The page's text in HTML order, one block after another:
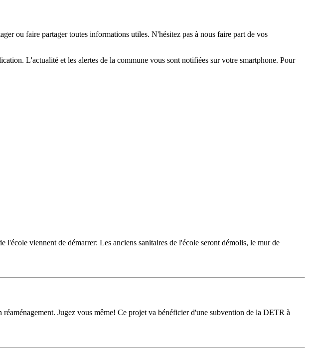
ou faire partager toutes informations utiles. N'hésitez pas à nous faire part de vos
L'actualité et les alertes de la commune vous sont notifiées sur votre smartphone. Pour
viennent de démarrer: Les anciens sanitaires de l'école seront démolis, le mur de
Jugez vous même! Ce projet va bénéficier d'une subvention de la DETR à